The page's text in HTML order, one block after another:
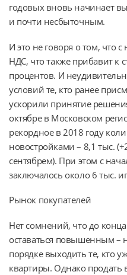
годовых вновь начинает
и почти несбыточным.
И это не говоря о том, что с
НДС, что также прибавит к
процентов. И
условий те, кто ранее
ускорили принятие
октябре в Московском
рекордное в 2018 году
новостройками – 8,1 тыс.
сентябрем). При этом с
заключалось около 6 тыс.
Рынок покупателей
Нет сомнений, что до
оставаться повышенным –
порядке выходить те, кто
квартиры. Однако продать